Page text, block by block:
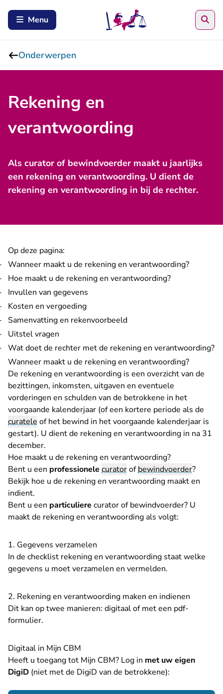
Menu
Onderwerpen
Rekening en
verantwoording
Als curator of bewindvoerder maakt u jaarlijks
een rekening en verantwoording. U dient de
rekening en verantwoording in bij de rechter.
Op deze pagina:
Wanneer maakt u de rekening en verantwoording?
Hoe maakt u de rekening en verantwoording?
Invullen van gegevens
Kosten en vergoeding
Samenvatting en rekenvoorbeeld
Uitstel vragen
Wat doet de rechter met de rekening en verantwoording?
Wanneer maakt u de rekening en verantwoording?
De rekening en verantwoording is een overzicht van de
bezittingen, inkomsten, uitgaven en eventuele
vorderingen en schulden van de betrokkene in het
voorgaande kalenderjaar (of een kortere periode als de
curatele of het bewind in het voorgaande kalenderjaar is
gestart). U dient de rekening en verantwoording in na 31
december.
Hoe maakt u de rekening en verantwoording?
Bent u een professionele curatorofbewindvoerder?
Bekijk hoe u de rekening en verantwoording maakt en
indient.
Bent u een particuliere curator of bewindvoerder? U
maakt de rekening en verantwoording als volgt:
1. Gegevens verzamelen
In de checklist rekening en verantwoording staat welke
gegevens u moet verzamelen en vermelden.
2. Rekening en verantwoording maken en indienen
Dit kan op twee manieren: digitaal of met een pdf-
formulier.
Digitaal in Mijn CBM
Heeft u toegang tot Mijn CBM? Log in met uw eigen
DigiD (niet met de DigiD van de betrokkene):